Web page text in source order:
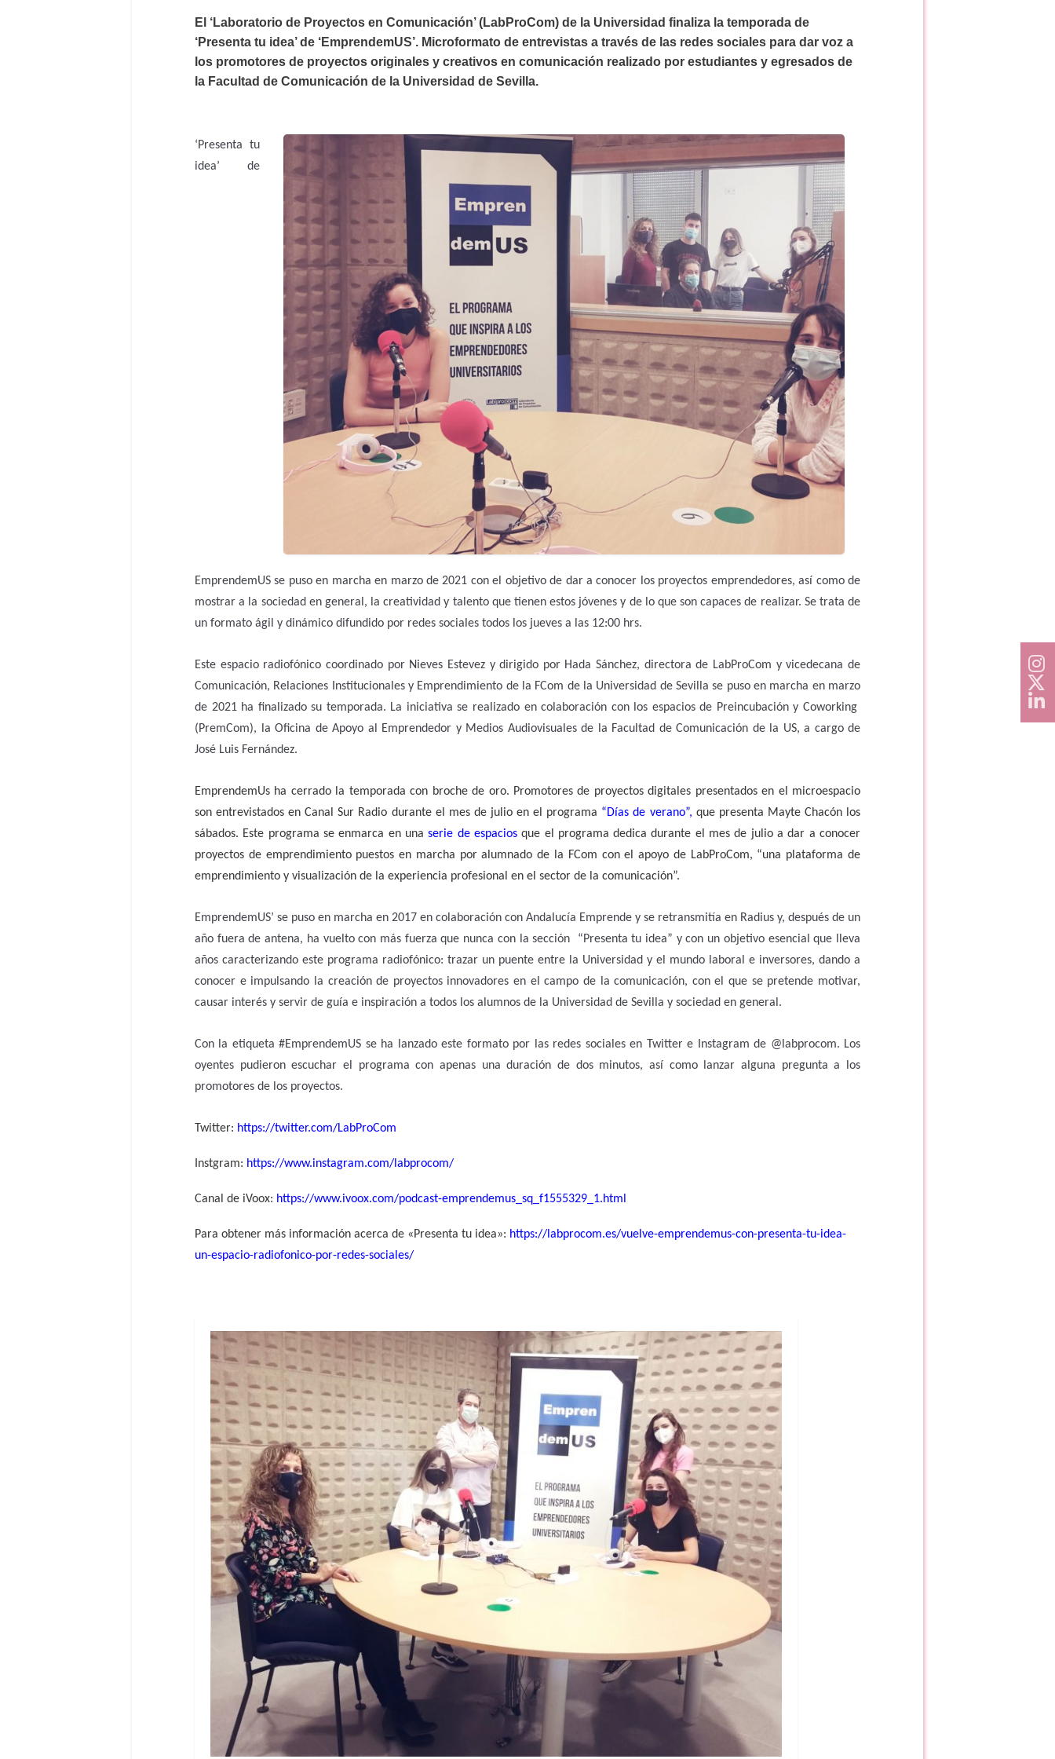
El ‘Laboratorio de Proyectos en Comunicación’ (LabProCom) de la Universidad finaliza la temporada de
‘Presenta tu idea’ de ‘EmprendemUS’. Microformato de entrevistas a través de las redes sociales para dar voz a
los promotores de proyectos originales y creativos en comunicación realizado por estudiantes y egresados de
la Facultad de Comunicación de la Universidad de Sevilla.
‘Presenta tu
idea’ de
EmprendemUS se puso en marcha en marzo de 2021 con el objetivo de dar a conocer los proyectos emprendedores, así como de
mostrar a la sociedad en general, la creatividad y talento que tienen estos jóvenes y de lo que son capaces de realizar. Se trata de
un formato ágil y dinámico difundido por redes sociales todos los jueves a las 12:00 hrs.
Este espacio radiofónico coordinado por Nieves Estevez y dirigido por Hada Sánchez, directora de LabProCom y vicedecana de
Comunicación, Relaciones Institucionales y Emprendimiento de la FCom de la Universidad de Sevilla se puso en marcha en marzo
de 2021 ha finalizado su temporada. La iniciativa se realizado en colaboración con los espacios de Preincubación y Coworking
(PremCom), la Oficina de Apoyo al Emprendedor y Medios Audiovisuales de la Facultad de Comunicación de la US, a cargo de
José Luis Fernández.
EmprendemUs ha cerrado la temporada con broche de oro. Promotores de proyectos digitales presentados en el microespacio
son entrevistados en Canal Sur Radio durante el mes de julio en el programa “Días de verano”, que presenta Mayte Chacón los
sábados. Este programa se enmarca en unaserie de espaciosque el programa dedica durante el mes de julio a dar a conocer
proyectos de emprendimiento puestos en marcha por alumnado de la FCom con el apoyo de LabProCom, “una plataforma de
emprendimiento y visualización de la experiencia profesional en el sector de la comunicación”.
EmprendemUS’ se puso en marcha en 2017 en colaboración con Andalucía Emprende y se retransmitía en Radius y, después de un
año fuera de antena, ha vuelto con más fuerza que nunca con la sección “Presenta tu idea” y con un objetivo esencial que lleva
años caracterizando este programa radiofónico: trazar un puente entre la Universidad y el mundo laboral e inversores, dando a
conocer e impulsando la creación de proyectos innovadores en el campo de la comunicación, con el que se pretende motivar,
causar interés y servir de guía e inspiración a todos los alumnos de la Universidad de Sevilla y sociedad en general.
Con la etiqueta #EmprendemUS se ha lanzado este formato por las redes sociales en Twitter e Instagram de @labprocom. Los
oyentes pudieron escuchar el programa con apenas una duración de dos minutos, así como lanzar alguna pregunta a los
promotores de los proyectos.
Twitter: https://twitter.com/LabProCom
Instgram: https://www.instagram.com/labprocom/
Canal de iVoox: https://www.ivoox.com/podcast-emprendemus_sq_f1555329_1.html
Para obtener más información acerca de «Presenta tu idea»: https://labprocom.es/vuelve-emprendemus-con-presenta-tu-idea-
un-espacio-radiofonico-por-redes-sociales/